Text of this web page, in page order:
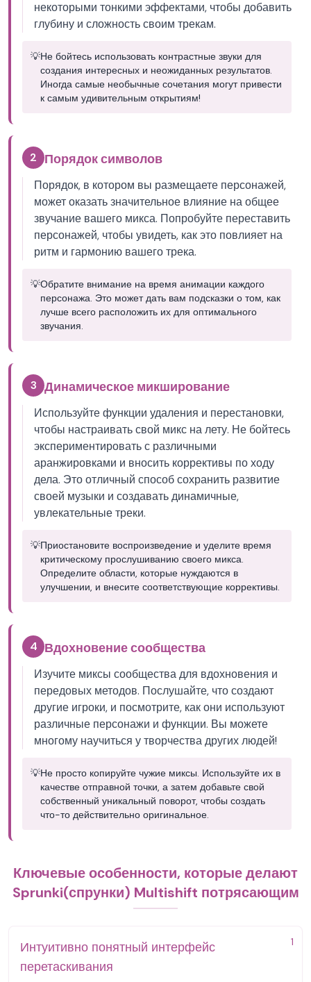
некоторыми тонкими эффектами, чтобы добавить
глубину и сложность своим трекам.
💡Не бойтесь использовать контрастные звуки для
создания интересных и неожиданных результатов.
Иногда самые необычные сочетания могут привести
к самым удивительным открытиям!
2 Порядок символов
Порядок, в котором вы размещаете персонажей,
может оказать значительное влияние на общее
звучание вашего микса. Попробуйте переставить
персонажей, чтобы увидеть, как это повлияет на
ритм и гармонию вашего трека.
💡Обратите внимание на время анимации каждого
персонажа. Это может дать вам подсказки о том, как
лучше всего расположить их для оптимального
звучания.
3 Динамическое микширование
Используйте функции удаления и перестановки,
чтобы настраивать свой микс на лету. Не бойтесь
экспериментировать с различными
аранжировками и вносить коррективы по ходу
дела. Это отличный способ сохранить развитие
своей музыки и создавать динамичные,
увлекательные треки.
💡Приостановите воспроизведение и уделите время
критическому прослушиванию своего микса.
Определите области, которые нуждаются в
улучшении, и внесите соответствующие коррективы.
4 Вдохновение сообщества
Изучите миксы сообщества для вдохновения и
передовых методов. Послушайте, что создают
другие игроки, и посмотрите, как они используют
различные персонажи и функции. Вы можете
многому научиться у творчества других людей!
💡Не просто копируйте чужие миксы. Используйте их в
качестве отправной точки, а затем добавьте свой
собственный уникальный поворот, чтобы создать
что-то действительно оригинальное.
Ключевые особенности, которые делают
Sprunki(спрунки) Multishift потрясающим
1
Интуитивно понятный интерфейс
перетаскивания